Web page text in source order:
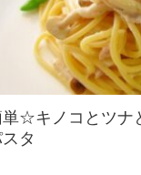
☆キノコとツナ
タ